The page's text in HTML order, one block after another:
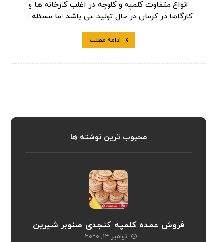
انواع متفاوت کلمپه و کلوچه در اغلب کارخانه ها و
کارگاها در کرمان در حال تولید می باشد اما مسئله ...
ادامه مطلب
محبوب ترین نوشته ها
فروش عمده کلمپه کنجدی صنوبر شیرین
نوامبر ۱۴, ۲۰۲۰